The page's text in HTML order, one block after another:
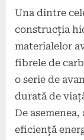
Una dintre
construcția
materialelor
fibrele de
o serie de
durată de
De
eficiență